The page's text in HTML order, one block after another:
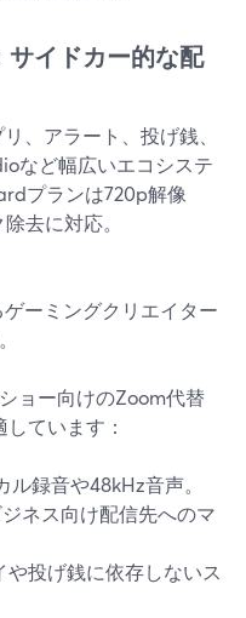
イドカー的な配
、アラート、投げ銭、
など幅広いエコシステ
プランは720p解像
去に対応。
ーミングクリエイター
ョー向けのZoom代替
ています：
録音や48kHz音声。
ネス向け配信先へのマ
投げ銭に依存しないス